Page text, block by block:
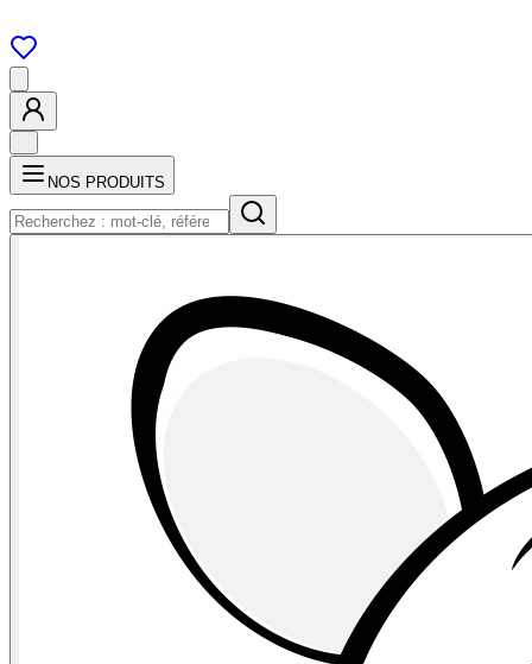
NOS PRODUITS